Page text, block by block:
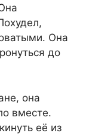
Она
до
она
вместе.
её из